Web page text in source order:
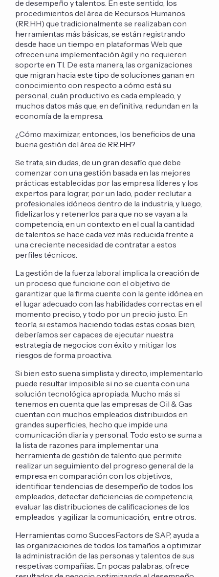
de desempeño y talentos. En este sentido, los
procedimientos del área de Recursos Humanos
(RR.HH) que tradicionalmente se realizaban con
herramientas más básicas, se están registrando
desde hace un tiempo en plataformas Web que
ofrecen una implementación ágil y no requieren
soporte en TI. De esta manera, las organizaciones
que migran hacia este tipo de soluciones ganan en
conocimiento con respecto a cómo está su
personal, cuán productivo es cada empleado, y
muchos datos más que, en definitiva, redundan en la
economía de la empresa.
¿Cómo maximizar, entonces, los beneficios de una
buena gestión del área de RR.HH?
Se trata, sin dudas, de un gran desafío que debe
comenzar con una gestión basada en las mejores
prácticas establecidas por las empresa líderes y los
expertos para lograr, por un lado, poder reclutar a
profesionales idóneos dentro de la industria, y luego,
fidelizarlos y retenerlos para que no se vayan a la
competencia, en un contexto en el cual la cantidad
de talentos se hace cada vez más reducida frente a
una creciente necesidad de contratar a estos
perfiles técnicos.
La gestión de la fuerza laboral implica la creación de
un proceso que funcione con el objetivo de
garantizar que la firma cuente con la gente idónea en
el lugar adecuado con las habilidades correctas en el
momento preciso, y todo por un precio justo. En
teoría, si estamos haciendo todas estas cosas bien,
deberíamos ser capaces de ejecutar nuestra
estrategia de negocios con éxito y mitigar los
riesgos de forma proactiva.
Si bien esto suena simplista y directo, implementarlo
puede resultar imposible si no se cuenta con una
solución tecnológica apropiada. Mucho más si
tenemos en cuenta que las empresas de Oil & Gas
cuentan con muchos empleados distribuidos en
grandes superficies, hecho que impide una
comunicación diaria y personal. Todo esto se suma a
la lista de razones para implementar una
herramienta de gestión de talento que permite
realizar un seguimiento del progreso general de la
empresa en comparación con los objetivos,
identificar tendencias de desempeño de todos los
empleados, detectar deficiencias de competencia,
evaluar las distribuciones de calificaciones de los
empleados y agilizar la comunicación, entre otros.
Herramientas como SuccesFactors de SAP, ayuda a
las organizaciones de todos los tamaños a optimizar
la administración de las personas y talentos de sus
respetivas compañías. En pocas palabras, ofrece